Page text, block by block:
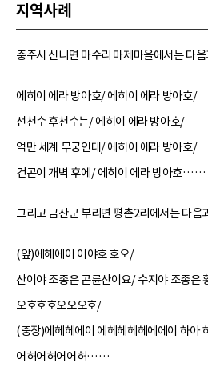
지역사례
충주시 신니면 마수리 마제마을에서는 다
에히이 에라 방아호/ 에히이 에라 방아호/
선천수 후천수는/ 에히이 에라 방아호/
억만 세계 무궁인데/ 에히이 에라 방아호/
건곤이 개벽 후에/ 에히이 에라 방아호……
그리고 금산군 부리면 평촌2리에서는 다음
(앞)에헤에이 이야호 호오/
산이야 조종은 곤륜산이요/ 수지야 조종은
오호호호오오오호/
(중장)에헤헤에이 에헤헤헤헤에에이 하아
어허어허어어허……